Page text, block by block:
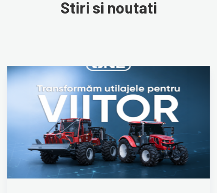
Stiri si noutati